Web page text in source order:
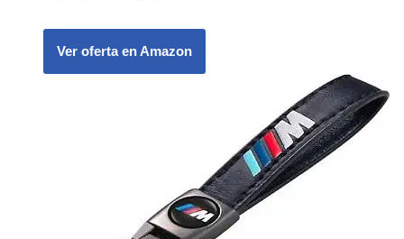
Ver oferta en Amazon